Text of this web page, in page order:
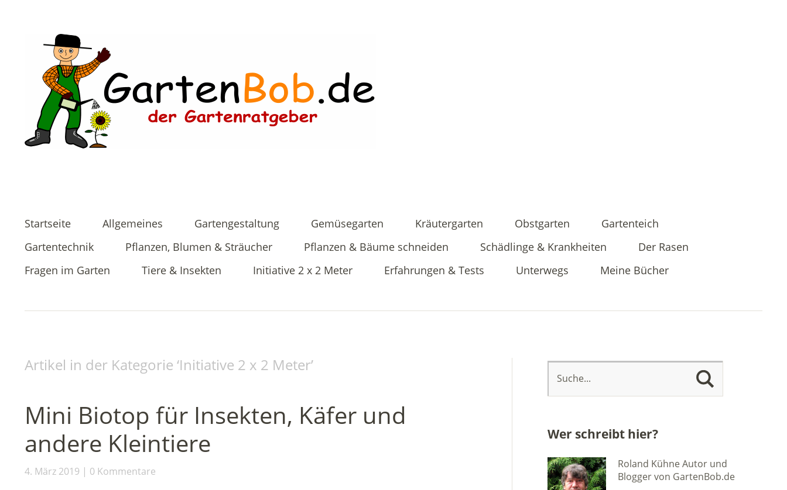
Startseite Allgemeines Gartengestaltung Gemüsegarten Kräutergarten Obstgarten
Gartenteich
Gartentechnik
Pflanzen, Blumen & Sträucher Pflanzen & Bäume schneiden Schädlinge & Krankheiten
Der Rasen
Fragen im Garten
Tiere & Insekten Initiative 2 x 2 Meter Erfahrungen & Tests Unterwegs Meine Bücher
Artikel in der Kategorie ‘Initiative 2 x 2 Meter’
Mini Biotop für Insekten, Käfer und
andere Kleintiere
4. März 2019 0 Kommentare
Wer schreibt hier?
Roland Kühne Autor und
Blogger von GartenBob.de